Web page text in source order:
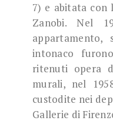
7) e abitata con
Zanobi. Nel
intonaco
ritenuti opera
murali, nel
custodite nei
Gallerie di